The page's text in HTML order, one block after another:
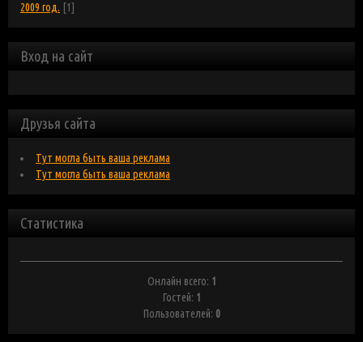
2009 год. [1]
Вход на сайт
Друзья сайта
Тут могла быть ваша реклама
Тут могла быть ваша реклама
Статистика
Онлайн всего: 1
Гостей: 1
Пользователей: 0